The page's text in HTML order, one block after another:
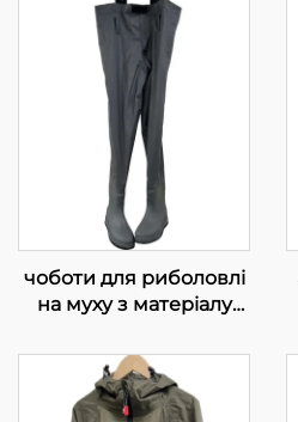
чоботи для риболовлі
на муху з матеріалу
черевичками